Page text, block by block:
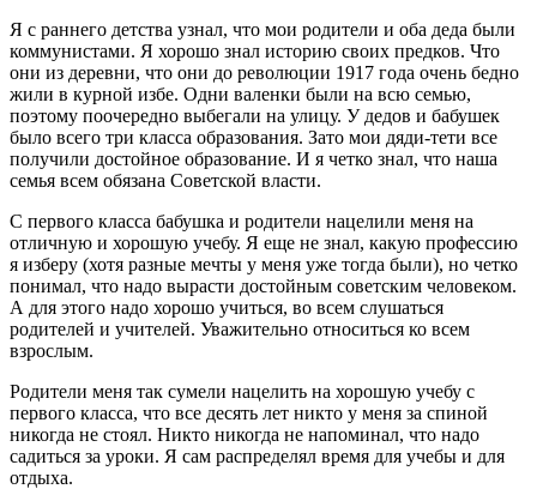
Я с раннего детства узнал, что мои родители и оба деда были
коммунистами. Я хорошо знал историю своих предков. Что
они из деревни, что они до революции 1917 года очень бедно
жили в курной избе. Одни валенки были на всю семью,
поэтому поочередно выбегали на улицу. У дедов и бабушек
было всего три класса образования. Зато мои дяди-тети все
получили достойное образование. И я четко знал, что наша
семья всем обязана Советской власти.
С первого класса бабушка и родители нацелили меня на
отличную и хорошую учебу. Я еще не знал, какую профессию
я изберу (хотя разные мечты у меня уже тогда были), но четко
понимал, что надо вырасти достойным советским человеком.
А для этого надо хорошо учиться, во всем слушаться
родителей и учителей. Уважительно относиться ко всем
взрослым.
Родители меня так сумели нацелить на хорошую учебу с
первого класса, что все десять лет никто у меня за спиной
никогда не стоял. Никто никогда не напоминал, что надо
садиться за уроки. Я сам распределял время для учебы и для
отдыха.